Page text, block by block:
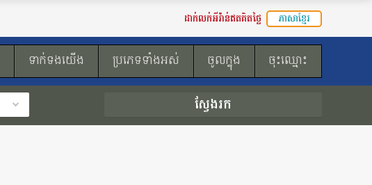
ដាក់លក់អីវ៉ាន់ឥតគិតថ្លៃ ភាសាខ្មែរ
ទាក់ទងយើង ប្រភេទទាំងអស់ ចូលក្នុង ចុះឈ្មោះ
ស្វែងរក